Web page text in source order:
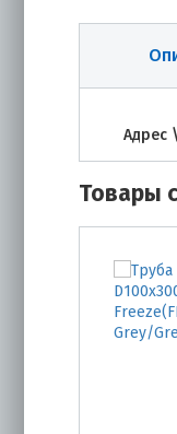
Адрес
Товары